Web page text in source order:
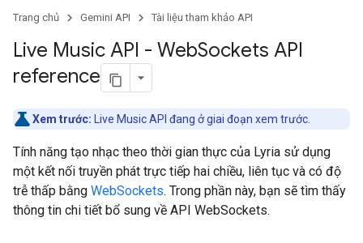
Trang chủ Gemini API Tài liệu tham khảo API
Live Music API - WebSockets API
reference
Xem trước: Live Music API đang ở giai đoạn xem trước.
Tính năng tạo nhạc theo thời gian thực của Lyria sử dụng
một kết nối truyền phát trực tiếp hai chiều, liên tục và có độ
trễ thấp bằng WebSockets. Trong phần này, bạn sẽ tìm thấy
thông tin chi tiết bổ sung về API WebSockets.